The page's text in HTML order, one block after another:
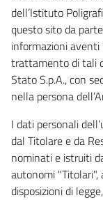
dell’Istituto
questo sito da
informazioni
trattamento di tali
Stato S.p.A., con
nella persona
I dati personali
dal Titolare e da
nominati e istruiti
autonomi "Titolari",
disposizioni di